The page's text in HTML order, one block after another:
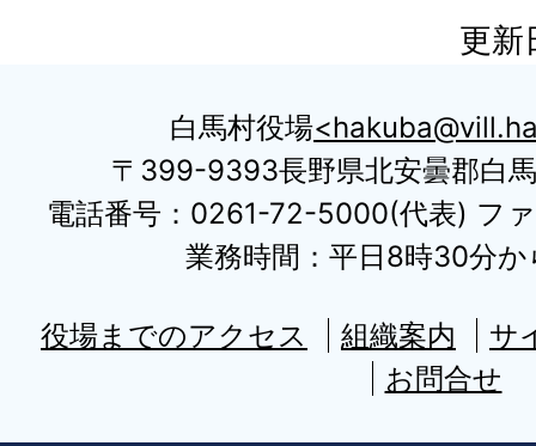
更新
白馬村役場
〒399-9393長野県北安曇郡白
電話番号：0261-72-5000(代表) フ
業務時間：平日8時30分か
役場までのアクセス 組織案内
サ
お問合せ